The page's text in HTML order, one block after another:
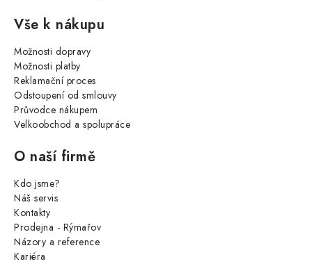
Vše k nákupu
Možnosti dopravy
Možnosti platby
Reklamační proces
Odstoupení od smlouvy
Průvodce nákupem
Velkoobchod a spolupráce
O naší firmě
Kdo jsme?
Náš servis
Kontakty
Prodejna - Rýmařov
Názory a reference
Kariéra